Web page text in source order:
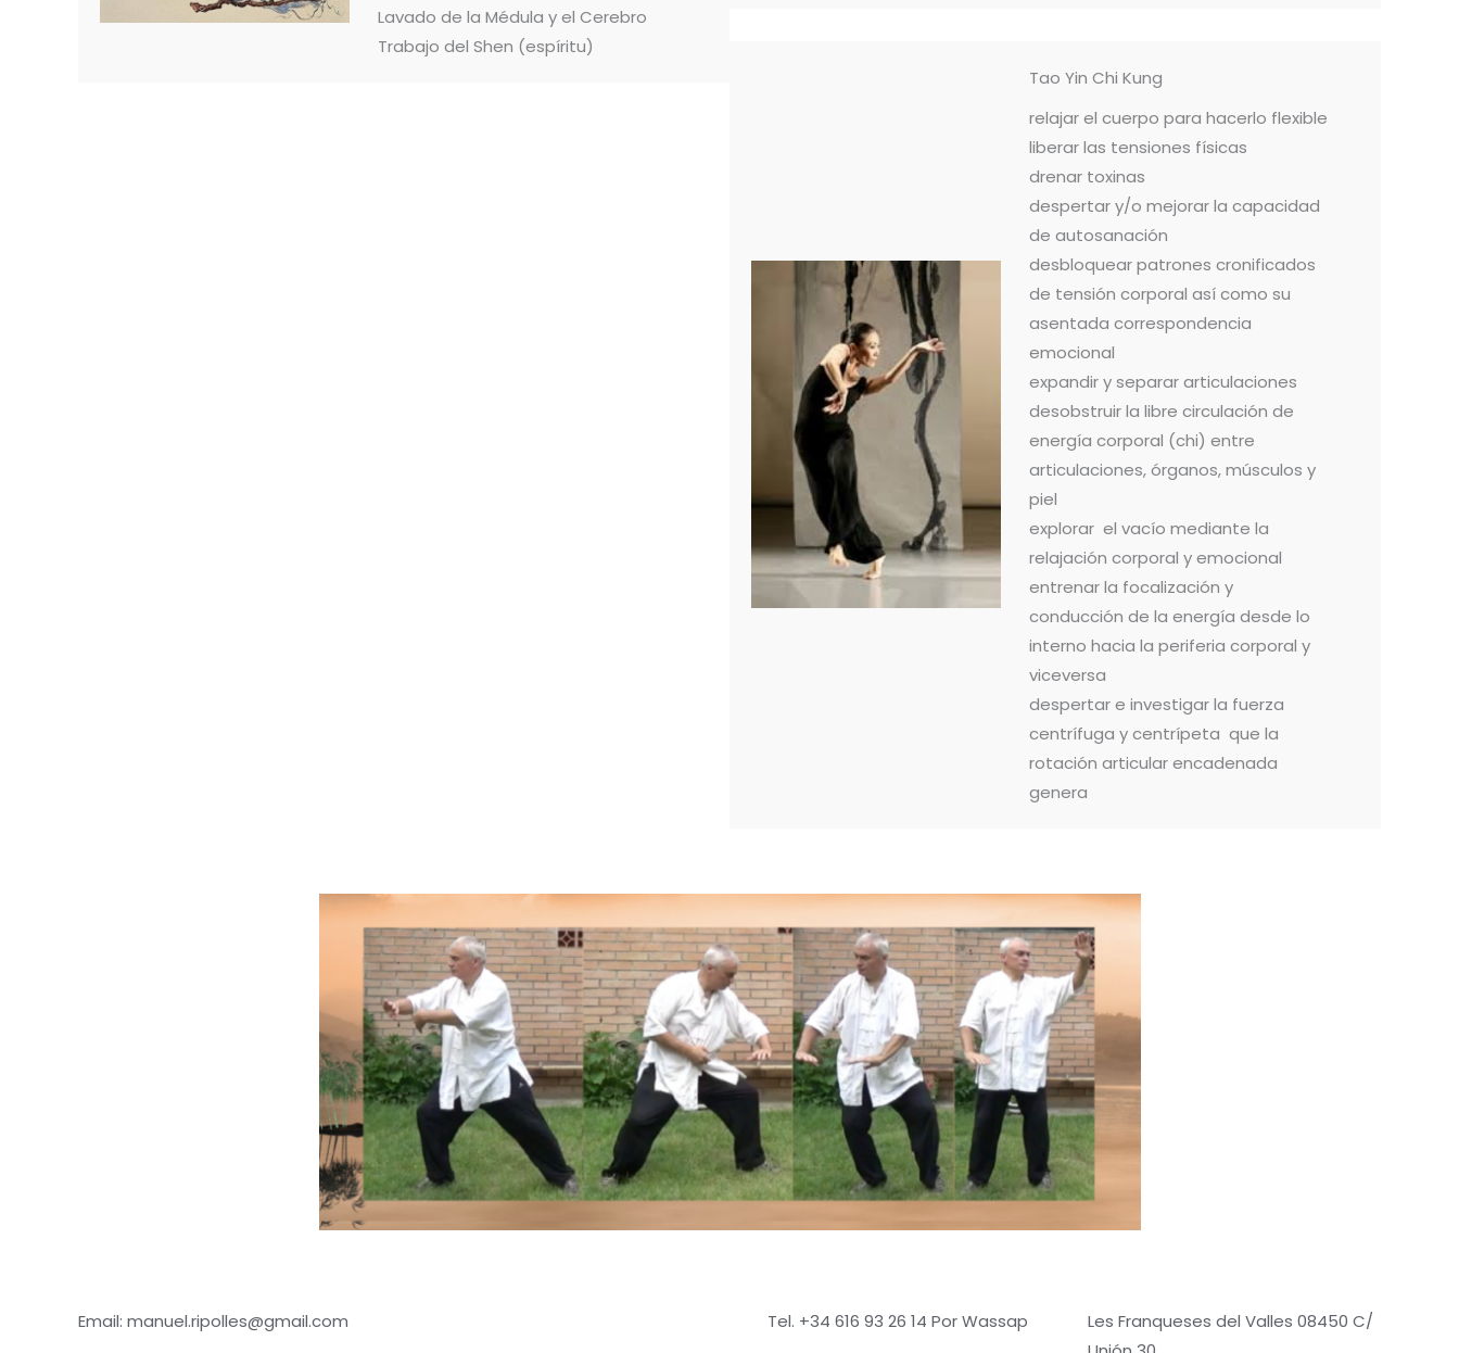
Lavado de la Médula y el Cerebro
Trabajo del Shen (espíritu)
Tao Yin Chi Kung
relajar el cuerpo para hacerlo flexible
liberar las tensiones físicas
drenar toxinas
despertar y/o mejorar la capacidad
de autosanación
desbloquear patrones cronificados
de tensión corporal así como su
asentada correspondencia
emocional
expandir y separar articulaciones
desobstruir la libre circulación de
energía corporal (chi) entre
articulaciones, órganos, músculos y
piel
explorar el vacío mediante la
relajación corporal y emocional
entrenar la focalización y
conducción de la energía desde lo
interno hacia la periferia corporal y
viceversa
despertar e investigar la fuerza
centrífuga y centrípeta que la
rotación articular encadenada
genera
Email: manuel.ripolles@gmail.com Tel. +34 616 93 26 14 Por Wassap
Les Franqueses del Valles 08450 C/